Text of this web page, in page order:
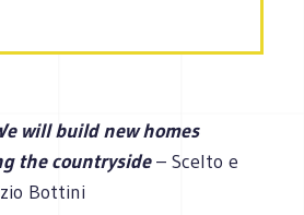
will build new homes
the countryside– Scelto e
Bottini